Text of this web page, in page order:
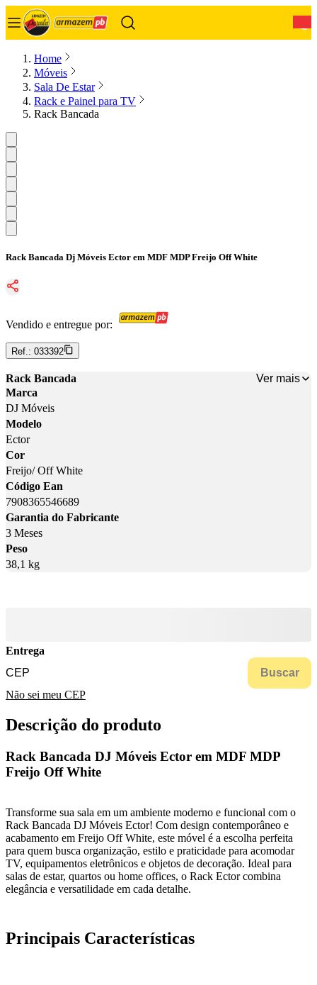
Home
Móveis
Sala De Estar
Rack e Painel para TV
Rack Bancada
Rack Bancada Dj Móveis Ector em MDF MDP Freijo Off White
Vendido e entregue por:
Ref.: 033392
Rack Bancada
Ver mais
Marca
DJ Móveis
Modelo
Ector
Cor
Freijo/ Off White
Código Ean
7908365546689
Garantia do Fabricante
3 Meses
Peso
38,1 kg
Entrega
Buscar
Não sei meu CEP
Descrição do produto
Rack Bancada DJ Móveis Ector em MDF MDP
Freijo Off White
Transforme sua sala em um ambiente moderno e funcional com o
Rack Bancada DJ Móveis Ector! Com design contemporâneo e
acabamento em Freijo Off White, este móvel é a escolha perfeita
para quem busca organização, estilo e praticidade para acomodar
TV, equipamentos eletrônicos e objetos de decoração. Ideal para
salas de estar, quartos ou home offices, o Rack Ector combina
elegância e versatilidade em cada detalhe.
Principais Características